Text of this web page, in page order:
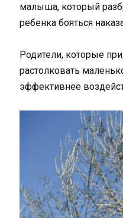
малыша, который
ребенка бояться
Родители, которые
растолковать
эффективнее